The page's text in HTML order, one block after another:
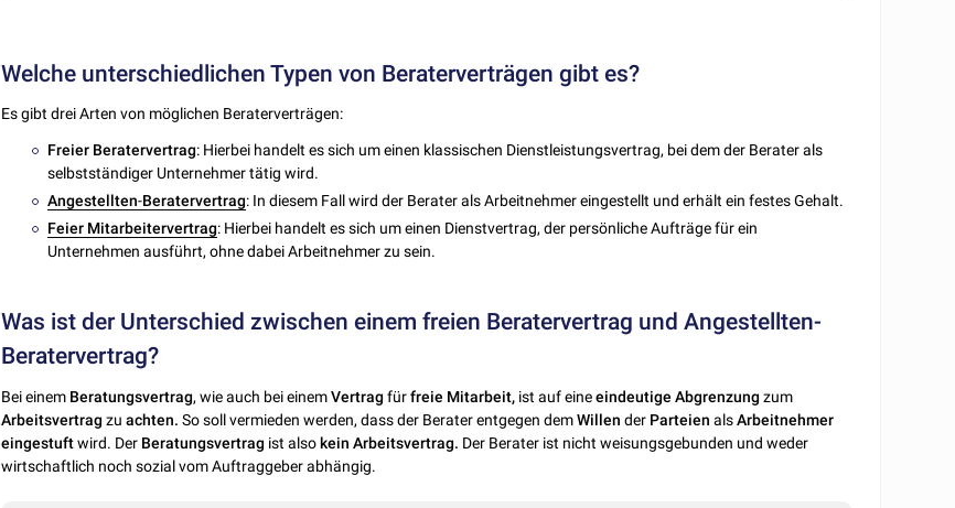
Welche unterschiedlichen Typen von Beraterverträgen gibt es?
Es gibt drei Arten von möglichen Beraterverträgen:
Freier Beratervertrag: Hierbei handelt es sich um einen klassischen Dienstleistungsvertrag, bei dem der Berater als
selbstständiger Unternehmer tätig wird.
Angestellten-Beratervertrag: In diesem Fall wird der Berater als Arbeitnehmer eingestellt und erhält ein festes Gehalt.
Feier Mitarbeitervertrag: Hierbei handelt es sich um einen Dienstvertrag, der persönliche Aufträge für ein
Unternehmen ausführt, ohne dabei Arbeitnehmer zu sein.
Was ist der Unterschied zwischen einem freien Beratervertrag und Angestellten-
Beratervertrag?
Bei einem Beratungsvertrag, wie auch bei einemVertrag fürfreie Mitarbeit, ist auf eineeindeutige Abgrenzung zum
Arbeitsvertrag zuachten. So soll vermieden werden, dass der Berater entgegen demWillen der Parteien alsArbeitnehmer
eingestuftwird. Der Beratungsvertrag ist alsokein Arbeitsvertrag. Der Berater ist nicht weisungsgebunden und weder
wirtschaftlich noch sozial vom Auftraggeber abhängig.